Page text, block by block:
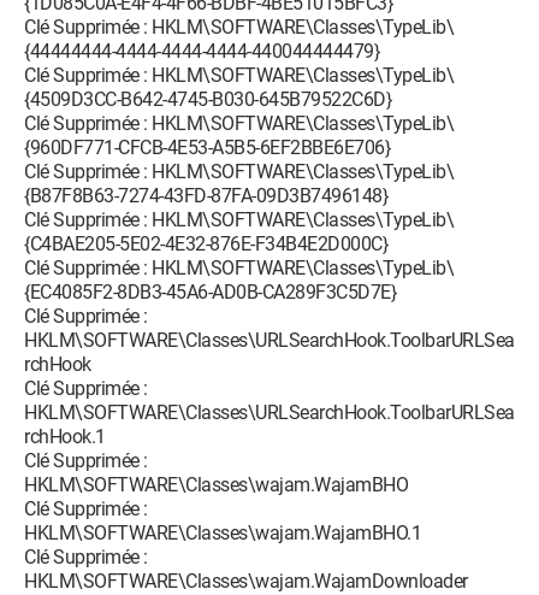
Clé Supprimée : HKLM\SOFTWARE\Classes\TypeLib\
{44444444-4444-4444-4444-440044444479}
Clé Supprimée : HKLM\SOFTWARE\Classes\TypeLib\
{4509D3CC-B642-4745-B030-645B79522C6D}
Clé Supprimée : HKLM\SOFTWARE\Classes\TypeLib\
{960DF771-CFCB-4E53-A5B5-6EF2BBE6E706}
Clé Supprimée : HKLM\SOFTWARE\Classes\TypeLib\
{B87F8B63-7274-43FD-87FA-09D3B7496148}
Clé Supprimée : HKLM\SOFTWARE\Classes\TypeLib\
{C4BAE205-5E02-4E32-876E-F34B4E2D000C}
Clé Supprimée : HKLM\SOFTWARE\Classes\TypeLib\
{EC4085F2-8DB3-45A6-AD0B-CA289F3C5D7E}
Clé Supprimée :
HKLM\SOFTWARE\Classes\URLSearchHook.ToolbarURLSea
rchHook
Clé Supprimée :
HKLM\SOFTWARE\Classes\URLSearchHook.ToolbarURLSea
rchHook.1
Clé Supprimée :
HKLM\SOFTWARE\Classes\wajam.WajamBHO
Clé Supprimée :
HKLM\SOFTWARE\Classes\wajam.WajamBHO.1
Clé Supprimée :
HKLM\SOFTWARE\Classes\wajam.WajamDownloader